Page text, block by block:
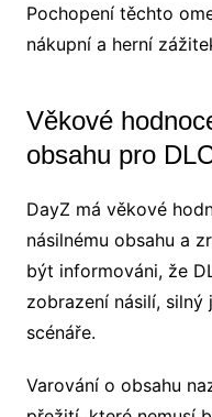
Pochopení těchto
nákupní a herní
Věkové
obsahu pro
DayZ má věkové
násilnému obsahu a
být informováni, že
zobrazení násilí,
scénáře.
Varování o obsahu